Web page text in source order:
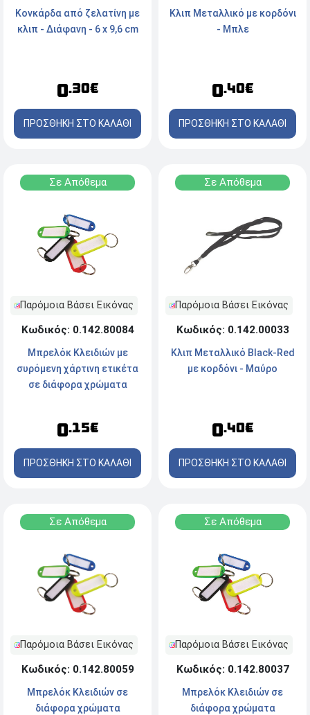
Κονκάρδα από ζελατίνη με
κλιπ - Διάφανη - 6 x 9,6 cm
0.30€
ΠΡΟΣΘΗΚΗ ΣΤΟ ΚΑΛΑΘΙ
Κλιπ Μεταλλικό με κορδόνι
- Μπλε
0.40€
ΠΡΟΣΘΗΚΗ ΣΤΟ ΚΑΛΑΘΙ
Σε Απόθεμα
Παρόμοια Βάσει Εικόνας
Κωδικός: 0.142.80084
Μπρελόκ Κλειδιών με
συρόμενη χάρτινη ετικέτα
σε διάφορα χρώματα
0.15€
ΠΡΟΣΘΗΚΗ ΣΤΟ ΚΑΛΑΘΙ
Σε Απόθεμα
Παρόμοια Βάσει Εικόνας
Κωδικός: 0.142.00033
Κλιπ Μεταλλικό Black-Red
με κορδόνι - Μαύρο
0.40€
ΠΡΟΣΘΗΚΗ ΣΤΟ ΚΑΛΑΘΙ
Σε Απόθεμα
Παρόμοια Βάσει Εικόνας
Κωδικός: 0.142.80059
Μπρελόκ Κλειδιών σε
διάφορα χρώματα
Σε Απόθεμα
Παρόμοια Βάσει Εικόνας
Κωδικός: 0.142.80037
Μπρελόκ Κλειδιών σε
διάφορα χρώματα